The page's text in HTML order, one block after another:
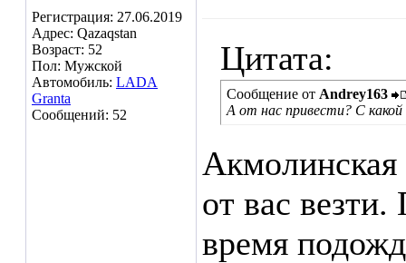
Регистрация: 27.06.2019
Адрес: Qazaqstan
Возраст: 52
Пол: Мужской
Автомобиль: LADA
Granta
Сообщений: 52
Цитата:
Сообщение от Andrey163
А от нас привести? С
Акмолинская
от вас везти.
время